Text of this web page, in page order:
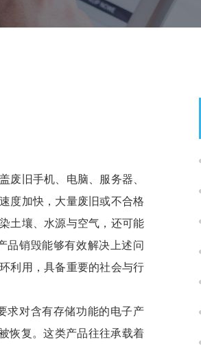
废旧手机、电脑、服务器、
度加快，大量废旧或不合格
土壤、水源与空气，还可能
品销毁能够有效解决上述问
利用，具备重要的社会与行
求对含有存储功能的电子产
恢复。这类产品往往承载着